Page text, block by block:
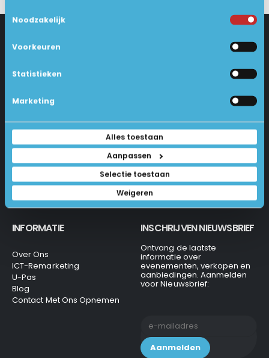
Toestemmingsselectie
Noodzakelijk
Voorkeuren
Statistieken
Marketing
Alles toestaan
Aanpassen
Selectie toestaan
Weigeren
1231 KH Loosdrecht
035-6284312
info@laptops4all.nl
Veel Gestelde Vragen
Algemene Voorwaarden
Privacy Beleid
INFORMATIE
Over Ons
ICT-Remarketing
U-Pas
Blog
Contact Met Ons Opnemen
INSCHRIJVEN NIEUWSBRIEF
Ontvang de laatste
informatie over
evenementen, verkopen en
aanbiedingen. Aanmelden
voor Nieuwsbrief: